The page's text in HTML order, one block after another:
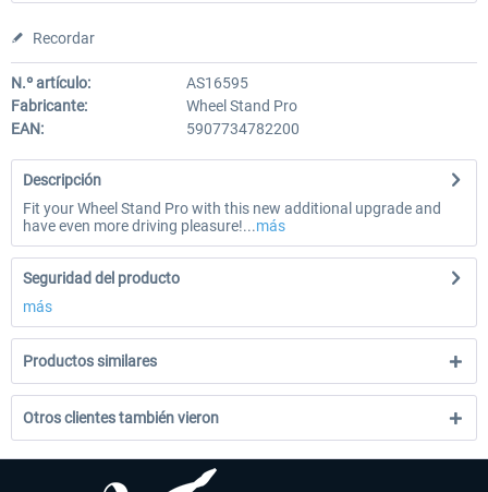
Recordar
N.º artículo:
AS16595
Fabricante:
Wheel Stand Pro
EAN:
5907734782200
Descripción
Fit your Wheel Stand Pro with this new additional upgrade and
have even more driving pleasure!...más
Seguridad del producto
más
Productos similares
Otros clientes también vieron